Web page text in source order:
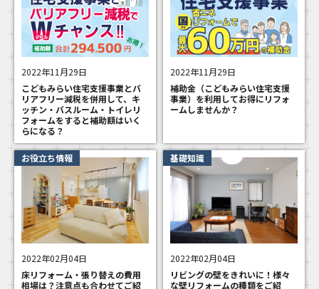
2022年11月29日
こどもみらい住宅支援事業とバ
リアフリー減税を併用して、キ
ッチン・バスルーム・トイレリ
フォームをすると補助額はいく
らになる？
2022年11月29日
補助金（こどもみらい住宅支援
事業）を利用してお得にリフォ
ームしませんか？
お役立ち情報
2022年02月04日
床リフォーム・張り替えの費用
相場は？注意点も合わせてご紹
基礎知識
2022年02月04日
リビングの壁をきれいに！様々
な壁リフォームの種類をご紹